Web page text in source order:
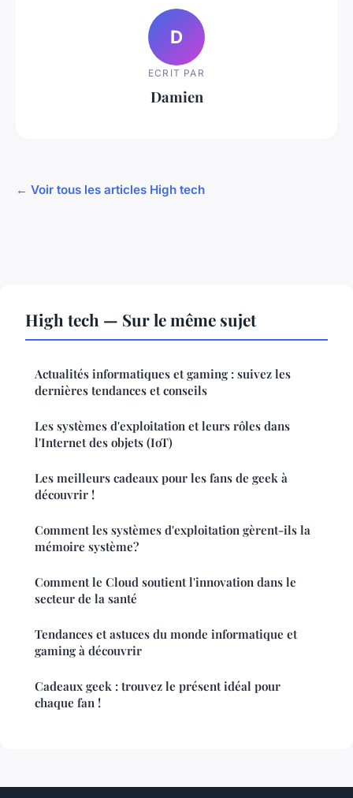
D
ECRIT PAR
Damien
← Voir tous les articles High tech
High tech — Sur le même sujet
Actualités informatiques et gaming : suivez les
dernières tendances et conseils
Les systèmes d'exploitation et leurs rôles dans
l'Internet des objets (IoT)
Les meilleurs cadeaux pour les fans de geek à
découvrir !
Comment les systèmes d'exploitation gèrent-ils la
mémoire système?
Comment le Cloud soutient l'innovation dans le
secteur de la santé
Tendances et astuces du monde informatique et
gaming à découvrir
Cadeaux geek : trouvez le présent idéal pour
chaque fan !